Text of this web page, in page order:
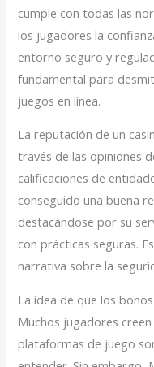
cumple con todas las
los jugadores la
entorno seguro y
fundamental para
juegos en línea.
La reputación de un
través de las opiniones
calificaciones de
conseguido una buena
destacándose por su
con prácticas seguras.
narrativa sobre la
La idea de que los
Muchos jugadores
plataformas de juego